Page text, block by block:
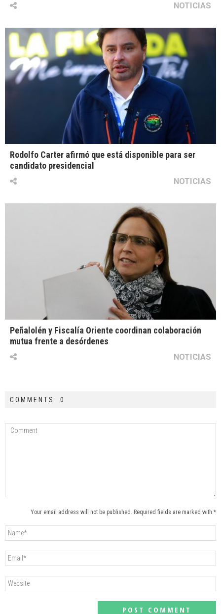
NOTICIAS
Rodolfo Carter afirmó que está disponible para ser
candidato presidencial
NOTICIAS
Peñalolén y Fiscalía Oriente coordinan colaboración
mutua frente a desórdenes
NOTICIAS
COMMENTS: 0
Your email address will not be published. Required fields are marked with *